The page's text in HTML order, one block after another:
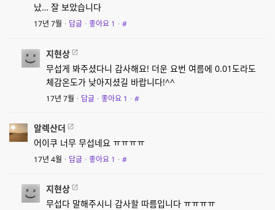
났… 잘 보았습니다
17년 7월 · 답글 · 좋아요 1 · #
지현상
무섭게 봐주셨다니 감사해요! 더운 요번 여름에 0.01도라도
체감온도가 낮아지셨길 바랍니다!^^
17년 7월 · 답글 · 좋아요 1 · #
알렉산더
어이쿠 너무 무섭네요 ㅠㅠㅠㅠ
17년 4월 · 답글 · 좋아요 1 · #
지현상
무섭다 말해주시니 감사할 따름입니다 ㅠㅠㅠㅠ